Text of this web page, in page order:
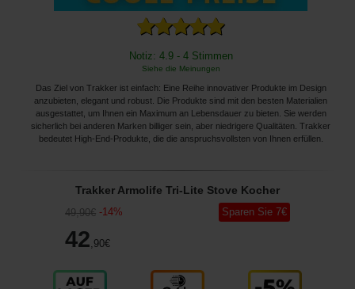
Notiz: 4.9 - 4 Stimmen
Siehe die Meinungen
Das Ziel von Trakker ist einfach: Eine Reihe innovativer Produkte im Design
anzubieten, elegant und robust. Die Produkte sind mit den besten Materialien
ausgestattet, um Ihnen ein Maximum an Lebensdauer zu bieten. Sie werden
sicherlich bei anderen Marken billiger sein, aber niedrigere Qualitäten. Trakker
bedeutet High-End-Produkte, die die anspruchsvollsten von Ihnen erfüllen.
Trakker Armolife Tri-Lite Stove Kocher
49,90€ -14%
42 ,90€
Sparen Sie 7€